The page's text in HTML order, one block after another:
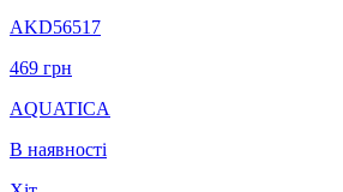
AKD56517
469 грн
AQUATICA
В наявності